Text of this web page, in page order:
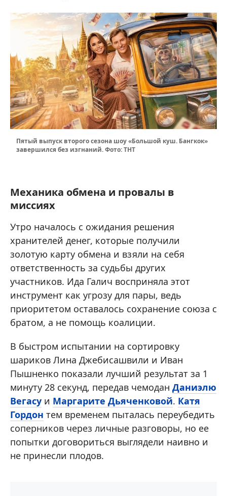
Пятый выпуск второго сезона шоу «Большой куш. Бангкок»
завершился без изгнаний. Фото: ТНТ
Механика обмена и провалы в
миссиях
Утро началось с ожидания решения
хранителей денег, которые получили
золотую карту обмена и взяли на себя
ответственность за судьбы других
участников. Ида Галич восприняла этот
инструмент как угрозу для пары, ведь
приоритетом оставалось сохранение союза с
братом, а не помощь коалиции.
В быстром испытании на сортировку
шариков Лина Джебисашвили и Иван
Пышненко показали лучший результат за 1
минуту 28 секунд, передав чемодан Даниэлю
Вегасу и Маргарите Дьяченковой. Катя
Гордон тем временем пыталась переубедить
соперников через личные разговоры, но ее
попытки договориться выглядели наивно и
не принесли плодов.